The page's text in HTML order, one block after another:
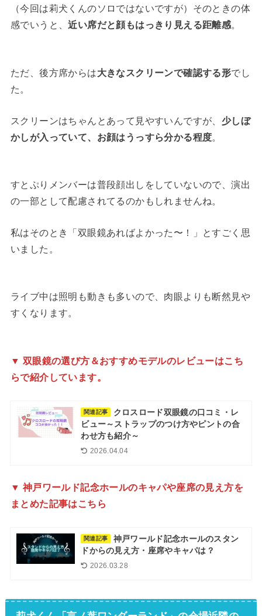
（今回は莉犬くんのソロではないですが）そのときの体
感でいうと、近い席だと顔もはっきり見える距離感。
ただ、後方席からは大きなスクリーンで確認する形でし
た。
スクリーンはちゃんとあって見やすいんですが、 少しぼ
かしが入っていて、お顔はうっすら分かる程度。
すとぷりメンバーは普段顔出しをしていないので、演出
の一部として配慮されてるのかもしれませんね。
私はそのとき「双眼鏡あればよかった〜！」とすごく思
いました。
ライブ中は照明も動きも多いので、肉眼よりも断然見や
すくなります。
▼ 双眼鏡の選び方＆おすすめモデルのレビューはこち
らで紹介しています。
関連記事
クロスロード双眼鏡の口コミ・レ
ビュー～ストラップのつけ方やピントの合
わせ方も紹介～
2026.04.04
▼ 神戸ワールド記念ホールのキャパや座席の見え方を
まとめた記事はこちら
関連記事
神戸ワールド記念ホールのスタン
ドからの見え方・座席やキャパは？
2026.03.28